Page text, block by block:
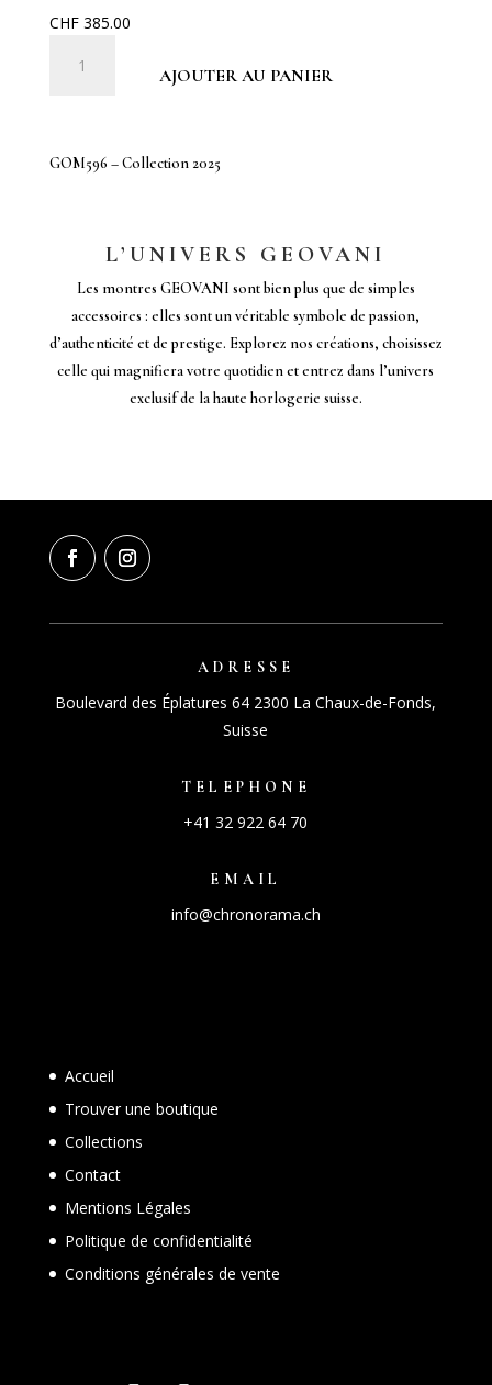
CHF385.00
2025
AJOUTER AU PANIER
GOM596 – Collection 2025
L’UNIVERS GEOVANI
Les montres GEOVANI sont bien plus que de simples
accessoires : elles sont un véritable symbole de passion,
d’authenticité et de prestige. Explorez nos créations, choisissez
celle qui magnifiera votre quotidien et entrez dans l’univers
exclusif de la haute horlogerie suisse.
ADRESSE
Boulevard des Éplatures 64 2300 La Chaux-de-Fonds,
Suisse
TELEPHONE
+41 32 922 64 70
EMAIL
info@chronorama.ch
Accueil
Trouver une boutique
Collections
Contact
Mentions Légales
Politique de confidentialité
Conditions générales de vente